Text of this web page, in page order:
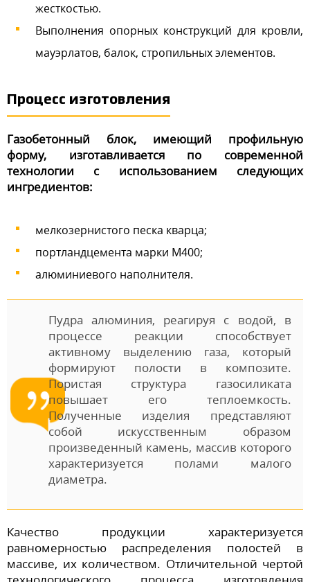
жесткостью.
Выполнения опорных конструкций для кровли,
мауэрлатов, балок, стропильных элементов.
Процесс изготовления
Газобетонный блок, имеющий профильную
форму, изготавливается по современной
технологии с использованием следующих
ингредиентов:
мелкозернистого песка кварца;
портландцемента марки М400;
алюминиевого наполнителя.
Пудра алюминия, реагируя с водой, в
процессе реакции способствует
активному выделению газа, который
формируют полости в композите.
Пористая структура газосиликата
повышает его теплоемкость.
Полученные изделия представляют
собой искусственным образом
произведенный камень, массив которого
характеризуется полами малого
диаметра.
Качество продукции характеризуется
равномерностью распределения полостей в
массиве, их количеством. Отличительной чертой